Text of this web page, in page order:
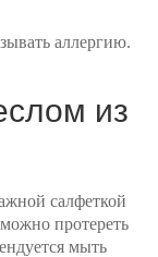
аллергию.
из
салфеткой
протереть
мыть